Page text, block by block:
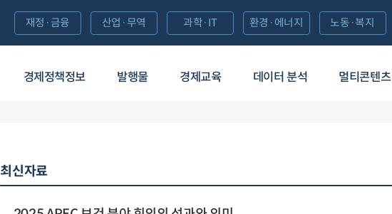
경제정책정보 발행물 경제교육 데이터 분석 멀티콘텐츠
재정·금융 산업·무역 과학·IT 환경·에너지 노동·복지
최신자료